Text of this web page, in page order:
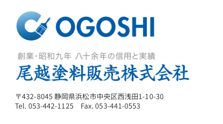
〒432-8045 静岡県浜松市中央区西浅田1-10-30
Tel. 053-442-1125 Fax. 053-441-0553